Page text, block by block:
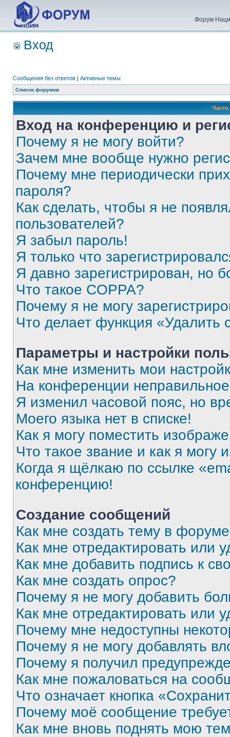
Форум
Вход
Сообщения без ответов | Активные темы
Список форумов
Вход на конференцию и
Почему я не могу войти?
Зачем мне вообще нужно
Почему мне периодически
пароля?
Как сделать, чтобы я не
пользователей?
Я забыл пароль!
Я только что
Я давно зарегистрирован, но
Что такое COPPA?
Почему я не могу
Что делает функция «Удалить
Параметры и настройки
Как мне изменить мои
На конференции
Я изменил часовой пояс, но
Моего языка нет в списке!
Как я могу поместить
Что такое звание и как я могу
Когда я щёлкаю по ссылке
конференцию!
Создание сообщений
Как мне создать тему в
Как мне отредактировать или
Как мне добавить подпись к
Как мне создать опрос?
Почему я не могу добавить
Как мне отредактировать или
Почему мне недоступны
Почему я не могу добавлять
Почему я получил
Как мне пожаловаться на
Что означает кнопка
Почему моё сообщение
Как мне вновь поднять мою